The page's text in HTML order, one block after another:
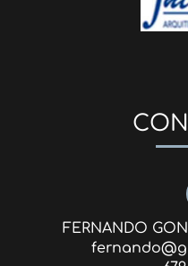
FERNANDO